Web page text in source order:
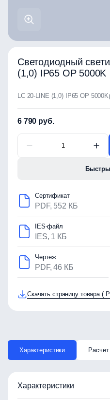
Светодиодный
(1,0) IP65 OP 5000K
LC 20-LINE (1,0) IP65 OP 5000K
6 790 руб.
Сертификат
PDF, 552 КБ
IES-файл
IES, 1 КБ
Чертеж
PDF, 46 КБ
Скачать страницу товара
Характеристики
Характеристики